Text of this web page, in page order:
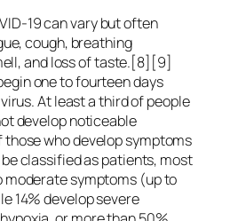
can vary but often
cough, breathing
and loss of taste.[8][9]
one to fourteen days
At least a third of people
develop noticeable
who develop symptoms
classified as patients, most
moderate symptoms (up to
14% develop severe